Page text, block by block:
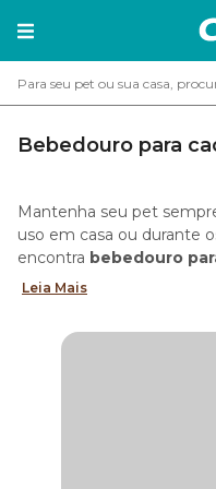
Bebedouro para
Mantenha seu pet
uso em casa ou durante
encontra bebedouro
modelos e tamanhos.
Tipos de bebedouro
Leia Mais